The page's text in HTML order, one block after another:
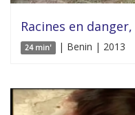
Racines en
24 min' | Benin | 2013